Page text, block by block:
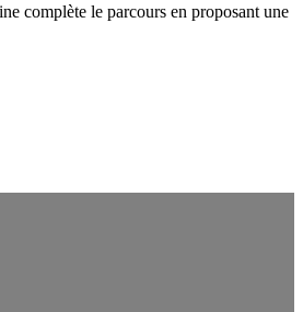
complète le parcours en proposant une